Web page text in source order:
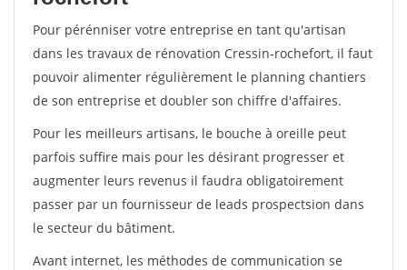
Pour pérénniser votre entreprise en tant qu'artisan
dans les travaux de rénovation Cressin-rochefort, il faut
pouvoir alimenter régulièrement le planning chantiers
de son entreprise et doubler son chiffre d'affaires.
Pour les meilleurs artisans, le bouche à oreille peut
parfois suffire mais pour les désirant progresser et
augmenter leurs revenus il faudra obligatoirement
passer par un fournisseur de leads prospectsion dans
le secteur du bâtiment.
Avant internet, les méthodes de communication se